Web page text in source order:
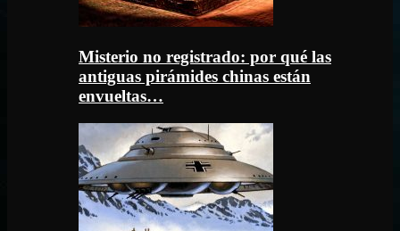
Misterio no registrado: por qué las
antiguas pirámides chinas están
envueltas…